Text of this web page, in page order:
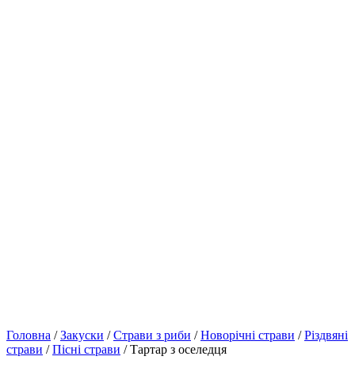
Головна /Закуски /Страви з риби /Новорічні страви /Різдвяні
страви /Пісні страви / Тартар з оселедця